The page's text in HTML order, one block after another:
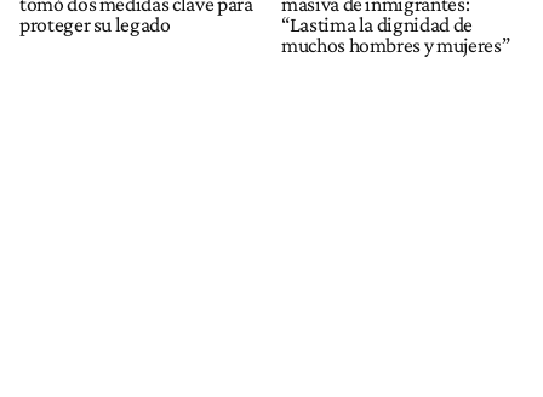
proteger su legado
“Lastima la dignidad de
muchos hombres y mujeres”